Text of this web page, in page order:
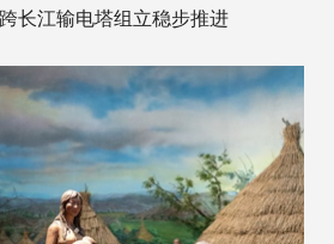
长江输电塔组立稳步推进